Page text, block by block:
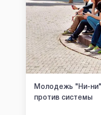
Молодежь "Ни-
против системы